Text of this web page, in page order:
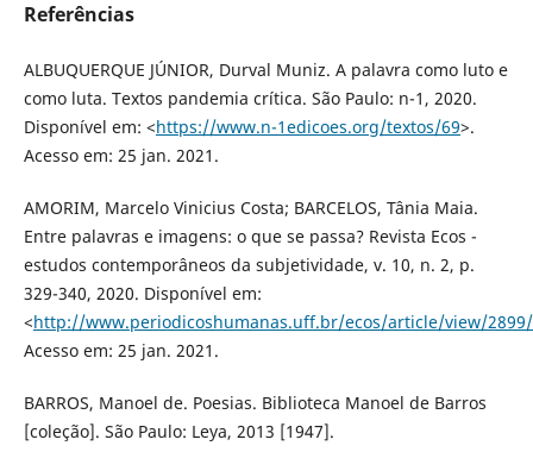
Referências
ALBUQUERQUE JÚNIOR, Durval Muniz. A palavra como luto e
como luta. Textos pandemia crítica. São Paulo: n-1, 2020.
Disponível em: <https://www.n-1edicoes.org/textos/69>.
Acesso em: 25 jan. 2021.
AMORIM, Marcelo Vinicius Costa; BARCELOS, Tânia Maia.
Entre palavras e imagens: o que se passa? Revista Ecos -
estudos contemporâneos da subjetividade, v. 10, n. 2, p.
329-340, 2020. Disponível em:
<http://www.periodicoshumanas.uff.br/ecos/article/view/
Acesso em: 25 jan. 2021.
BARROS, Manoel de. Poesias. Biblioteca Manoel de Barros
[coleção]. São Paulo: Leya, 2013 [1947].